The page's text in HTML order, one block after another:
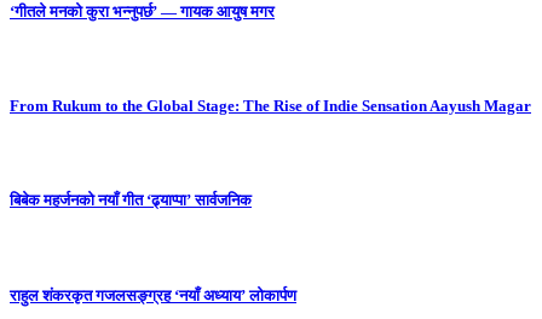
‘गीतले मनको कुरा भन्नुपर्छ’ — गायक आयुष मगर
From Rukum to the Global Stage: The Rise of Indie Sensation Aayush Magar
बिबेक महर्जनको नयाँ गीत ‘ढ्याप्पा’ सार्वजनिक
राहुल शंकरकृत गजलसङ्ग्रह ‘नयाँ अध्याय’ लोकार्पण